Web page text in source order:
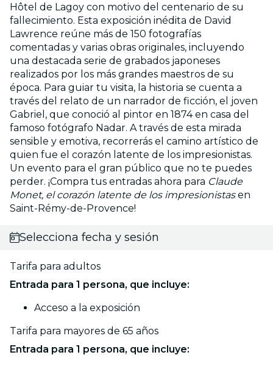
Hôtel de Lagoy con motivo del centenario de su
fallecimiento. Esta exposición inédita de David
Lawrence reúne más de 150 fotografías
comentadas y varias obras originales, incluyendo
una destacada serie de grabados japoneses
realizados por los más grandes maestros de su
época. Para guiar tu visita, la historia se cuenta a
través del relato de un narrador de ficción, el joven
Gabriel, que conoció al pintor en 1874 en casa del
famoso fotógrafo Nadar. A través de esta mirada
sensible y emotiva, recorrerás el camino artístico de
quien fue el corazón latente de los impresionistas.
Un evento para el gran público que no te puedes
perder. ¡Compra tus entradas ahora para Claude
Monet, el corazón latente de los impresionistasen
Saint-Rémy-de-Provence!
Selecciona fecha y sesión
Tarifa para adultos
Entrada para 1 persona, que incluye:
Acceso a la exposición
Tarifa para mayores de 65 años
Entrada para 1 persona, que incluye: